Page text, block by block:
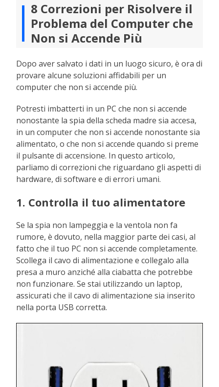
8 Correzioni per Risolvere il
Problema del Computer che
Non si Accende Più
Dopo aver salvato i dati in un luogo sicuro, è ora di
provare alcune soluzioni affidabili per un
computer che non si accende più.
Potresti imbatterti in un PC che non si accende
nonostante la spia della scheda madre sia accesa,
in un computer che non si accende nonostante sia
alimentato, o che non si accende quando si preme
il pulsante di accensione. In questo articolo,
parliamo di correzioni che riguardano gli aspetti di
hardware, di software e di errori umani.
1. Controlla il tuo alimentatore
Se la spia non lampeggia e la ventola non fa
rumore, è dovuto, nella maggior parte dei casi, al
fatto che il tuo PC non si accende completamente.
Scollega il cavo di alimentazione e collegalo alla
presa a muro anziché alla ciabatta che potrebbe
non funzionare. Se stai utilizzando un laptop,
assicurati che il cavo di alimentazione sia inserito
nella porta USB corretta.